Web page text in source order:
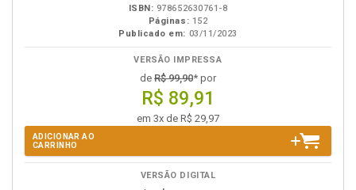
ISBN: 978652630761-8
Páginas: 152
Publicado em: 03/11/2023
VERSÃO IMPRESSA
de R$ 99,90* por
R$ 89,91
em 3x de R$ 29,97
ADICIONAR AO
CARRINHO
VERSÃO DIGITAL